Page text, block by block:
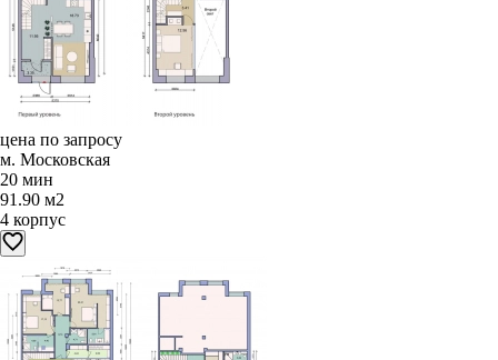
цена по запросу
м. Московская
20 мин
91.90 м2
4 корпус